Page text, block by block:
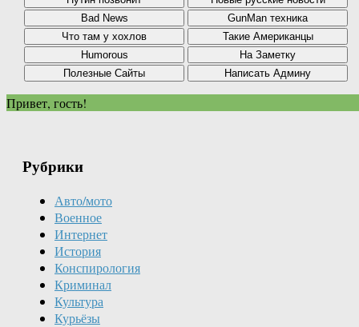
Привет, гость!
Рубрики
Авто/мото
Военное
Интернет
История
Конспирология
Криминал
Культура
Курьёзы